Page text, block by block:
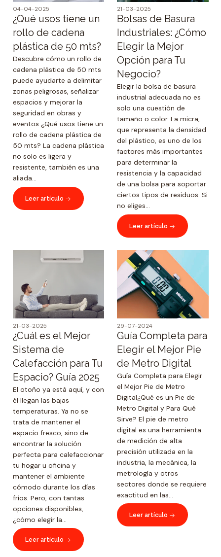
04-04-2025
¿Qué usos tiene un
rollo de cadena
plástica de 50 mts?
Descubre cómo un rollo de
cadena plástica de 50 mts
puede ayudarte a delimitar
zonas peligrosas, señalizar
espacios y mejorar la
seguridad en obras y
eventos ¿Qué usos tiene un
rollo de cadena plástica de
50 mts? La cadena plástica
no solo es ligera y
resistente, también es una
aliada...
Leer artículo
21-03-2025
Bolsas de Basura
Industriales: ¿Cómo
Elegir la Mejor
Opción para Tu
Negocio?
Elegir la bolsa de basura
industrial adecuada no es
solo una cuestión de
tamaño o color. La micra,
que representa la densidad
del plástico, es uno de los
factores más importantes
para determinar la
resistencia y la capacidad
de una bolsa para soportar
ciertos tipos de residuos. Si
no eliges...
Leer artículo
21-03-2025
¿Cuál es el Mejor
Sistema de
Calefacción para Tu
Espacio? Guía 2025
El otoño ya está aquí, y con
él llegan las bajas
temperaturas. Ya no se
trata de mantener el
espacio fresco, sino de
encontrar la solución
perfecta para calefaccionar
tu hogar u oficina y
mantener el ambiente
cómodo durante los días
fríos. Pero, con tantas
opciones disponibles,
¿cómo elegir la...
Leer artículo
29-07-2024
Guía Completa para
Elegir el Mejor Pie
de Metro Digital
Guía Completa para Elegir
el Mejor Pie de Metro
Digital¿Qué es un Pie de
Metro Digital y Para Qué
Sirve? El pie de metro
digital es una herramienta
de medición de alta
precisión utilizada en la
industria, la mecánica, la
metrología y otros
sectores donde se requiere
exactitud en las...
Leer artículo